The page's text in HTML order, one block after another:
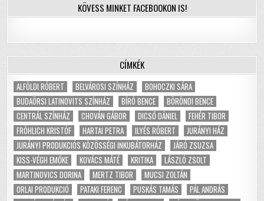
KÖVESS MINKET FACEBOOKON IS!
CÍMKÉK
ALFÖLDI RÓBERT BELVÁROSI SZÍNHÁZ
BOHOCZKI SÁRA
BUDAÖRSI LATINOVITS SZÍNHÁZ
BÍRÓ BENCE
BÖRÖNDI BENCE
CENTRÁL SZÍNHÁZ
CHOVÁN GÁBOR DICSŐ DÁNIEL
FEHÉR TIBOR
FRÖHLICH KRISTÓF
HARTAI PETRA ILYÉS RÓBERT
JURÁNYI HÁZ
JURÁNYI PRODUKCIÓS KÖZÖSSÉGI INKUBÁTORHÁZ
JÁRÓ ZSUZSA
KISS-VÉGH EMŐKE
KOVÁCS MÁTÉ KRITIKA
LÁSZLÓ ZSOLT
MARTINOVICS DORINA
MERTZ TIBOR
MUCSI ZOLTÁN
ORLAI PRODUKCIÓ
PATAKI FERENC PUSKÁS TAMÁS
PÁL ANDRÁS